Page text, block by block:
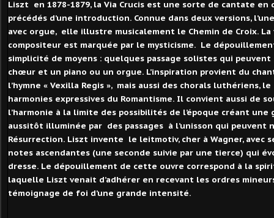
Liszt en 1878-1879, la Via Crucis est une sorte de cantate en
précédés d’une introduction. Connue dans deux versions,
avec orgue, elle illustre musicalement le Chemin de Croix.
compositeur est marquée par le mysticisme. Le
simplicité de moyens : quelques passage solistes qui
chœur et un piano ou un orgue. L’inspiration provient du
l’hymne « Vexilla Regis », mais aussi des chorals luthériens,
harmonies expressives du Romantisme. Il convient aussi de
l’harmonie à la limite des possibilités de l’époque créant une
aussitôt illuminée par des passages à l’unisson qui peuvent
Résurrection. Liszt invente le leitmotiv, cher à Wagner, avec
notes ascendantes (une seconde suivie par une tierce) qui
dresse. Le dépouillement de cette ouvre correspond à la
laquelle Liszt venait d’adhérer en recevant les ordres
témoignage de foi d’une grande intensité.